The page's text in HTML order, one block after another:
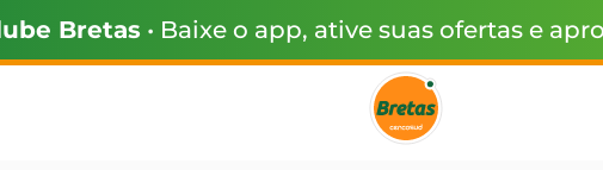
Bretas • Baixe o app, ative suas ofertas e